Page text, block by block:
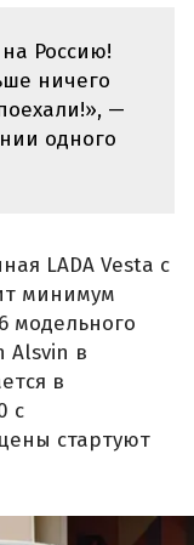
Россию!
ничего
—
одного
LADA Vesta с
минимум
модельного
Alsvin в
в
с
стартуют